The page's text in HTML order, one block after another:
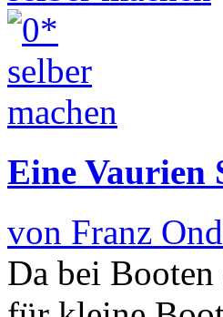
Eine Vaurien
von Franz
Da bei